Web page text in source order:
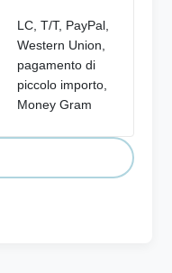
LC, T/T, PayPal,
Western Union,
pagamento di
piccolo importo,
Money Gram